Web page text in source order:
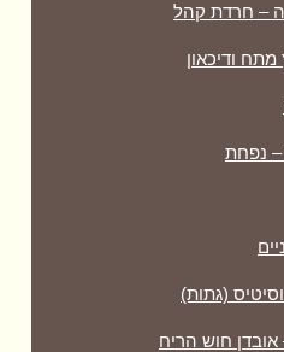
– חרדת קהל
ודיכאון
נפחת
(גתות)
חוש הריח